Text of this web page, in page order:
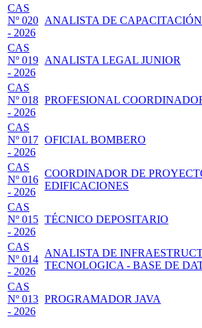
CAS
Nº 020
- 2026
ANALISTA DE CAPACITACIÓN
CAS
Nº 019
- 2026
ANALISTA LEGAL JUNIOR
CAS
Nº 018
- 2026
PROFESIONAL
CAS
Nº 017
- 2026
OFICIAL BOMBERO
CAS
Nº 016
- 2026
COORDINADOR DE
EDIFICACIONES
CAS
Nº 015
- 2026
TÉCNICO DEPOSITARIO
CAS
Nº 014
- 2026
ANALISTA DE
TECNOLOGICA - BASE DE
CAS
Nº 013
- 2026
PROGRAMADOR JAVA